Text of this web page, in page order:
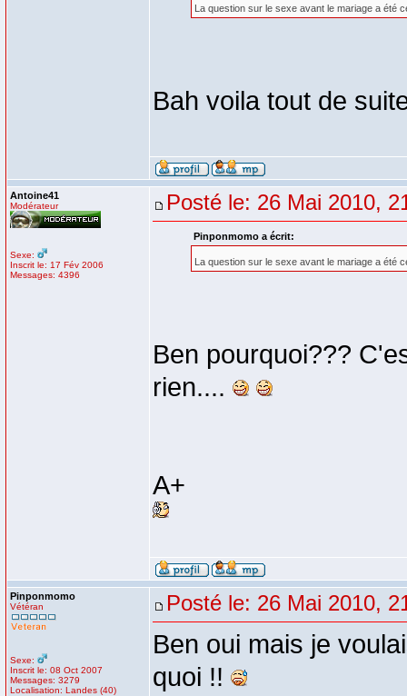
La question sur le sexe avant le mariage a été
Bah voila tout de
Antoine41
Modérateur
Sexe:
Inscrit le: 17 Fév 2006
Messages: 4396
Posté le: 26 Mai 2010,
Pinponmomo a écrit:
La question sur le sexe avant le mariage a été
Ben pourquoi???
rien....
A+
Pinponmomo
Vétéran
Sexe:
Inscrit le: 08 Oct 2007
Messages: 3279
Localisation: Landes (40)
Posté le: 26 Mai 2010,
Ben oui mais je
quoi !!